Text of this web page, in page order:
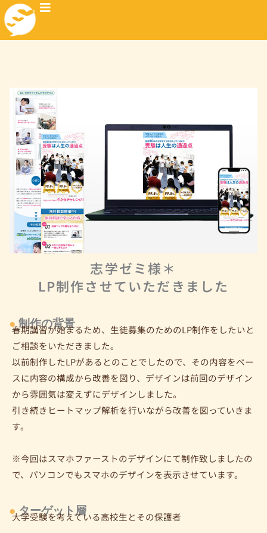
志学ゼミ様＊
LP制作させていただきました
●制作の背景
春期講習が始まるため、生徒募集のためのLP制作をしたいと
ご相談をいただきました。
以前制作したLPがあるとのことでしたので、その内容をベー
スに内容の構成から改善を図り、デザインは前回のデザイン
から雰囲気は変えずにデザインしました。
引き続きヒートマップ解析を行いながら改善を図っていきま
す。
※今回はスマホファーストのデザインにて制作致しましたの
で、パソコンでもスマホのデザインを表示させています。
●ターゲット層
大学受験を考えている高校生とその保護者